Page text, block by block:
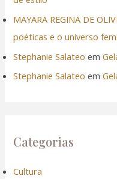
MAYARA REGINA DE
poéticas e o universo
Stephanie Salateo em
Stephanie Salateo em
Categorias
Cultura